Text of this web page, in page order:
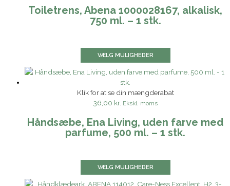
Toiletrens, Abena 1000028167, alkalisk,
750 ml. – 1 stk.
VÆLG MULIGHEDER
Klik for at se din mængderabat
36,00 kr. Ekskl. moms
Håndsæbe, Ena Living, uden farve med
parfume, 500 ml. – 1 stk.
VÆLG MULIGHEDER